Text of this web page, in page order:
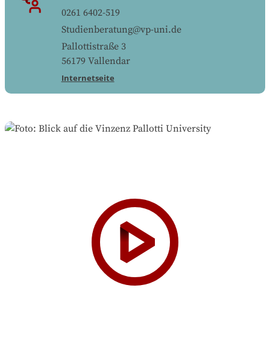
0261 6402-519
Studienberatung@vp-uni.de
Pallottistraße 3
56179 Vallendar
Internetseite